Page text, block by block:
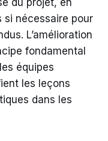
du projet, en
si nécessaire pour
L’amélioration
fondamental
équipes
les leçons
dans les